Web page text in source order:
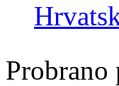
Probrano